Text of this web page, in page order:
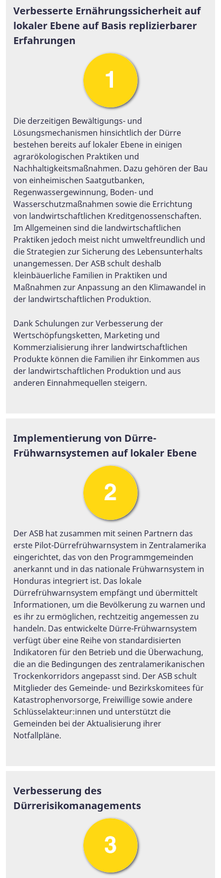
Verbesserte Ernährungssicherheit auf
lokaler Ebene auf Basis replizierbarer
Erfahrungen
Die derzeitigen Bewältigungs- und
Lösungsmechanismen hinsichtlich der Dürre
bestehen bereits auf lokaler Ebene in einigen
agrarökologischen Praktiken und
Nachhaltigkeitsmaßnahmen. Dazu gehören der Bau
von einheimischen Saatgutbanken,
Regenwassergewinnung, Boden- und
Wasserschutzmaßnahmen sowie die Errichtung
von landwirtschaftlichen Kreditgenossenschaften.
Im Allgemeinen sind die landwirtschaftlichen
Praktiken jedoch meist nicht umweltfreundlich und
die Strategien zur Sicherung des Lebensunterhalts
unangemessen. Der ASB schult deshalb
kleinbäuerliche Familien in Praktiken und
Maßnahmen zur Anpassung an den Klimawandel in
der landwirtschaftlichen Produktion.
Dank Schulungen zur Verbesserung der
Wertschöpfungsketten, Marketing und
Kommerzialisierung ihrer landwirtschaftlichen
Produkte können die Familien ihr Einkommen aus
der landwirtschaftlichen Produktion und aus
anderen Einnahmequellen steigern.
Implementierung von Dürre-
Frühwarnsystemen auf lokaler Ebene
Der ASB hat zusammen mit seinen Partnern das
erste Pilot-Dürrefrühwarnsystem in Zentralamerika
eingerichtet, das von den Programmgemeinden
anerkannt und in das nationale Frühwarnsystem in
Honduras integriert ist. Das lokale
Dürrefrühwarnsystem empfängt und übermittelt
Informationen, um die Bevölkerung zu warnen und
es ihr zu ermöglichen, rechtzeitig angemessen zu
handeln. Das entwickelte Dürre-Frühwarnsystem
verfügt über eine Reihe von standardisierten
Indikatoren für den Betrieb und die Überwachung,
die an die Bedingungen des zentralamerikanischen
Trockenkorridors angepasst sind. Der ASB schult
Mitglieder des Gemeinde- und Bezirkskomitees für
Katastrophenvorsorge, Freiwillige sowie andere
Schlüsselakteur:innen und unterstützt die
Gemeinden bei der Aktualisierung ihrer
Notfallpläne.
Verbesserung des
Dürrerisikomanagements